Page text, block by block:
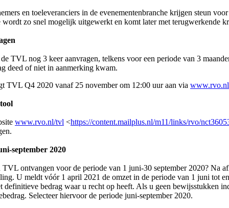
en toeleveranciers in de evenementenbranche krijgen steun
wordt zo snel mogelijk uitgewerkt en komt later met terugwerkende
TVL nog 3 keer aanvragen, telkens voor een periode van 3
deed of niet in aanmerking kwam.
TVL Q4 2020 vanaf 25 november om 12:00 uur aan via
www.rvo.nl/tvl <https://content.mailplus.nl/m11/links/rvo/
september 2020
TVL ontvangen voor de periode van 1 juni-30 september 2020? Na
U meldt vóór 1 april 2021 de omzet in de periode van 1 juni tot
definitieve bedrag waar u recht op heeft. Als u geen bewijsstukken
Selecteer hiervoor de periode juni-september 2020.